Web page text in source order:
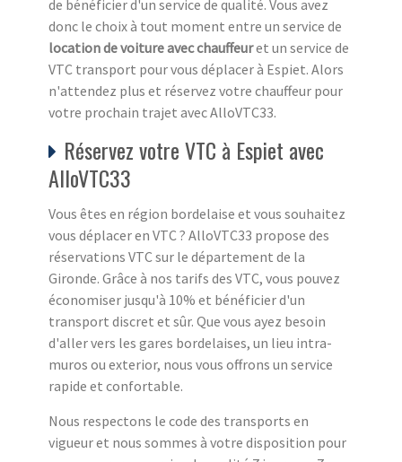
de bénéficier d'un service de qualité. Vous avez
donc le choix à tout moment entre un service de
location de voiture avec chauffeuret un service de
VTC transport pour vous déplacer à Espiet. Alors
n'attendez plus et réservez votre chauffeur pour
votre prochain trajet avec AlloVTC33.
Réservez votre VTC à Espiet avec
AlloVTC33
Vous êtes en région bordelaise et vous souhaitez
vous déplacer en VTC ? AlloVTC33 propose des
réservations VTC sur le département de la
Gironde. Grâce à nos tarifs des VTC, vous pouvez
économiser jusqu'à 10% et bénéficier d'un
transport discret et sûr. Que vous ayez besoin
d'aller vers les gares bordelaises, un lieu intra-
muros ou exterior, nous vous offrons un service
rapide et confortable.
Nous respectons le code des transports en
vigueur et nous sommes à votre disposition pour